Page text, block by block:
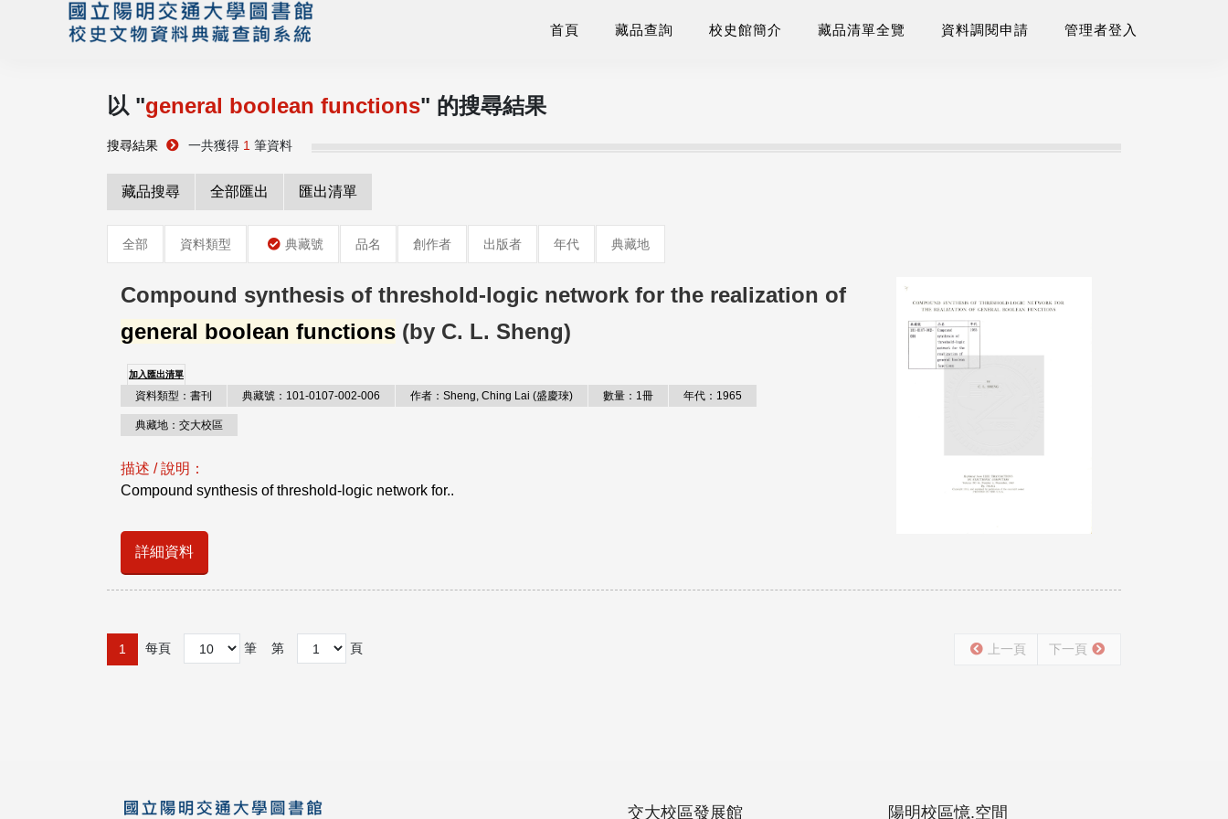
首頁 藏品查詢 校史館簡介 藏品清單全覽 資料調閱申請 管理者登入
以 "general boolean functions" 的搜尋結果
搜尋結果 一共獲得 1 筆資料
藏品搜尋 全部匯出 匯出清單
全部 資料類型 典藏號 品名 創作者 出版者 年代 典藏地
Compound synthesis of threshold-logic network for the realization of
general boolean functions (by C. L. Sheng)
加入匯出清單
資料類型：書刊 典藏號：101-0107-002-006 作者：Sheng, Ching Lai (盛慶琜) 數量：1冊 年代：1965
典藏地：交大校區
描述 / 說明：
Compound synthesis of threshold-logic network for..
詳細資料
1 每頁 筆 第 頁 上一頁 下一頁
交大校區發展館 陽明校區憶.空間